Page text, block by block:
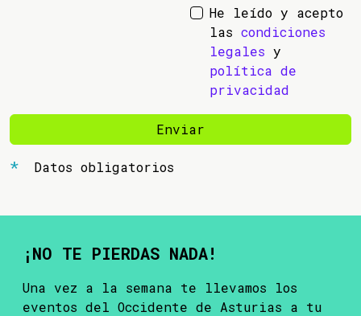
He leído y acepto
las condiciones
legales y
política de
privacidad
Enviar
Datos obligatorios
¡NO TE PIERDAS NADA!
Una vez a la semana te llevamos los
eventos del Occidente de Asturias a tu